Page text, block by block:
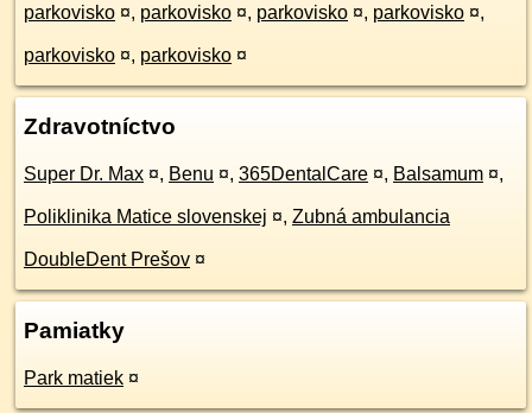
parkovisko ¤, parkovisko ¤, parkovisko ¤, parkovisko ¤,
parkovisko ¤, parkovisko ¤
Zdravotníctvo
Super Dr. Max ¤, Benu ¤, 365DentalCare ¤, Balsamum ¤,
Poliklinika Matice slovenskej ¤, Zubná ambulancia
DoubleDent Prešov ¤
Pamiatky
Park matiek ¤